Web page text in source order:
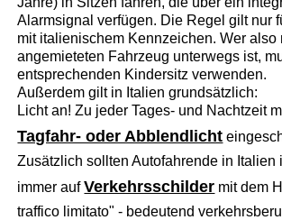
Alarmsignal verfügen. Die Regel gilt nur
mit italienischem Kennzeichen. Wer also
angemieteten Fahrzeug unterwegs ist,
entsprechenden Kindersitz verwenden.
Außerdem gilt in Italien grundsätzlich:
Licht an! Zu jeder Tages- und Nachtzeit
Tagfahr- oder Abblendlicht
Zusätzlich sollten Autofahrende in Italien
immer aufVerkehrsschilder mit dem
traffico limitato" - bedeutend